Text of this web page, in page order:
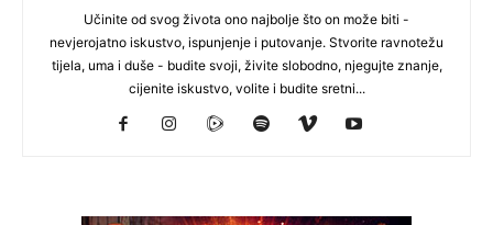
Učinite od svog života ono najbolje što on može biti -
nevjerojatno iskustvo, ispunjenje i putovanje. Stvorite ravnotežu
tijela, uma i duše - budite svoji, živite slobodno, njegujte znanje,
cijenite iskustvo, volite i budite sretni...